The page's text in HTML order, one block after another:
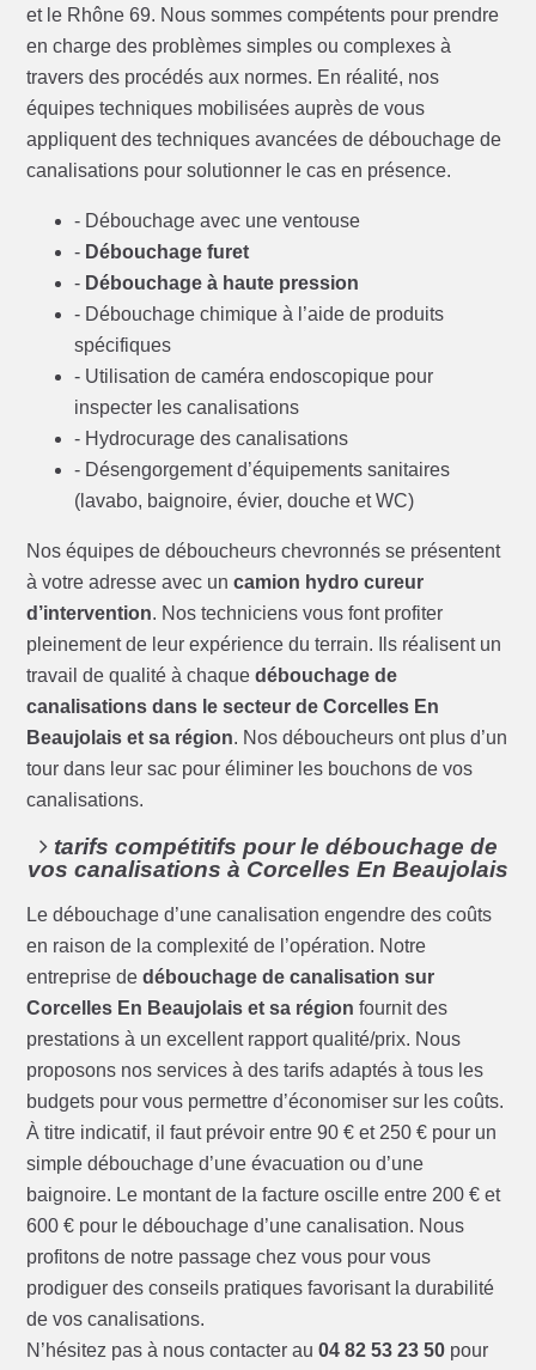
et le Rhône 69. Nous sommes compétents pour prendre
en charge des problèmes simples ou complexes à
travers des procédés aux normes. En réalité, nos
équipes techniques mobilisées auprès de vous
appliquent des techniques avancées de débouchage de
canalisations pour solutionner le cas en présence.
- Débouchage avec une ventouse
- Débouchage furet
- Débouchage à haute pression
- Débouchage chimique à l’aide de produits
spécifiques
- Utilisation de caméra endoscopique pour
inspecter les canalisations
- Hydrocurage des canalisations
- Désengorgement d’équipements sanitaires
(lavabo, baignoire, évier, douche et WC)
Nos équipes de déboucheurs chevronnés se présentent
à votre adresse avec uncamion hydro cureur
d’intervention. Nos techniciens vous font profiter
pleinement de leur expérience du terrain. Ils réalisent un
travail de qualité à chaquedébouchage de
canalisations dans le secteur de Corcelles En
Beaujolais et sa région. Nos déboucheurs ont plus d’un
tour dans leur sac pour éliminer les bouchons de vos
canalisations.
tarifs compétitifs pour le débouchage de
vos canalisations à Corcelles En Beaujolais
Le débouchage d’une canalisation engendre des coûts
en raison de la complexité de l’opération. Notre
entreprise dedébouchage de canalisation sur
Corcelles En Beaujolais et sa région fournit des
prestations à un excellent rapport qualité/prix. Nous
proposons nos services à des tarifs adaptés à tous les
budgets pour vous permettre d’économiser sur les coûts.
À titre indicatif, il faut prévoir entre 90 € et 250 € pour un
simple débouchage d’une évacuation ou d’une
baignoire. Le montant de la facture oscille entre 200 € et
600 € pour le débouchage d’une canalisation. Nous
profitons de notre passage chez vous pour vous
prodiguer des conseils pratiques favorisant la durabilité
de vos canalisations.
N’hésitez pas à nous contacter au04 82 53 23 50 pour